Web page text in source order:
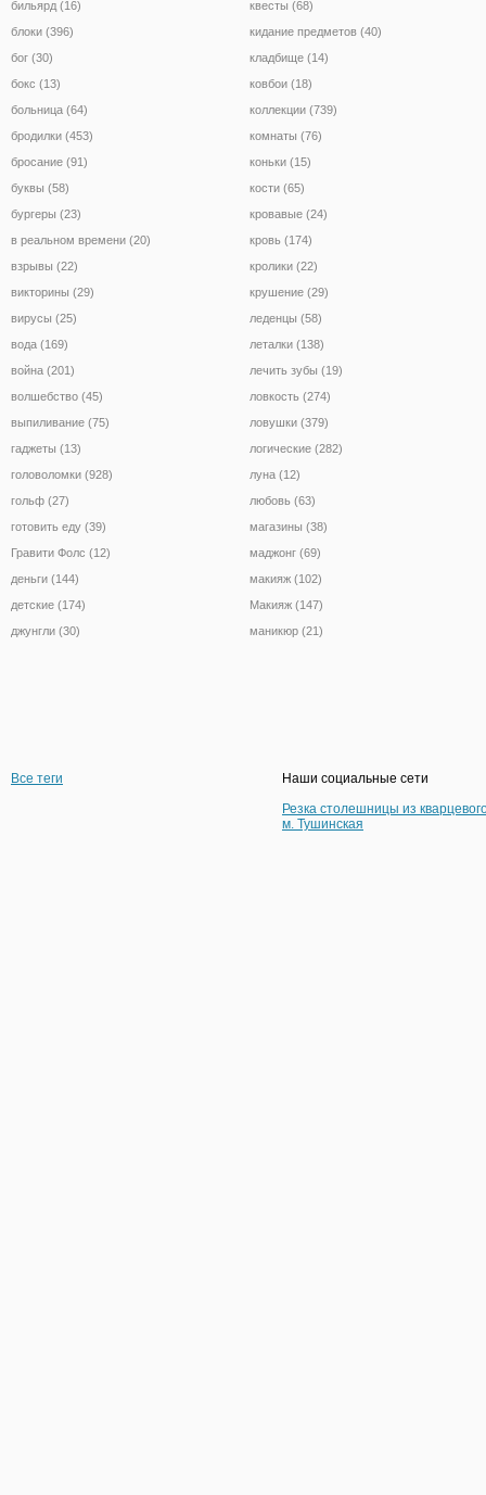
бильярд (16)
блоки (396)
бог (30)
бокс (13)
больница (64)
бродилки (453)
бросание (91)
буквы (58)
бургеры (23)
в реальном времени (20)
взрывы (22)
викторины (29)
вирусы (25)
вода (169)
война (201)
волшебство (45)
выпиливание (75)
гаджеты (13)
головоломки (928)
гольф (27)
готовить еду (39)
Гравити Фолс (12)
деньги (144)
детские (174)
джунгли (30)
квесты (68)
кидание предметов (40)
кладбище (14)
ковбои (18)
коллекции (739)
комнаты (76)
коньки (15)
кости (65)
кровавые (24)
кровь (174)
кролики (22)
крушение (29)
леденцы (58)
леталки (138)
лечить зубы (19)
ловкость (274)
ловушки (379)
логические (282)
луна (12)
любовь (63)
магазины (38)
маджонг (69)
макияж (102)
Макияж (147)
маникюр (21)
Все теги
Наши социальные сети
Резка столешницы из
м. Тушинская